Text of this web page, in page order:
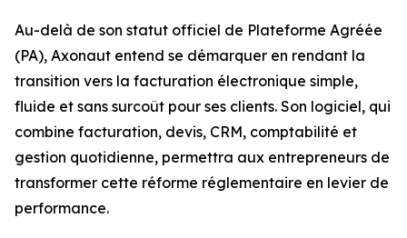
Au-delà de son statut officiel de Plateforme Agréée
(PA), Axonaut entend se démarquer en rendant la
transition vers la facturation électronique simple,
fluide et sans surcoût pour ses clients. Son logiciel, qui
combine facturation, devis, CRM, comptabilité et
gestion quotidienne, permettra aux entrepreneurs de
transformer cette réforme réglementaire en levier de
performance.